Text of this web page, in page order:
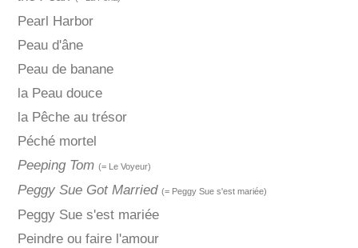
Pearl Harbor
Peau d'âne
Peau de banane
la Peau douce
la Pêche au trésor
Péché mortel
Peeping Tom (= Le Voyeur)
Peggy Sue Got Married (= Peggy Sue s'est mariée)
Peggy Sue s'est mariée
Peindre ou faire l'amour